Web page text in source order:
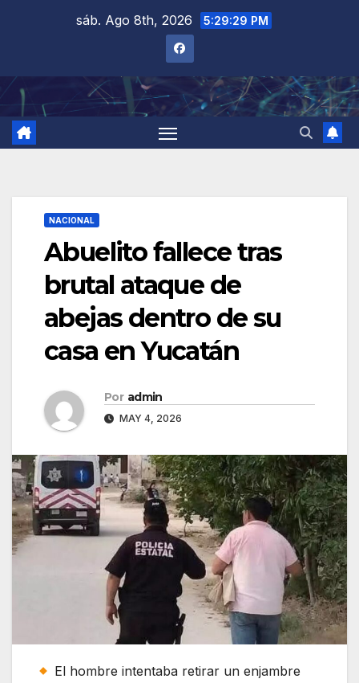
sáb. Ago 8th, 2026 5:29:30 PM
NACIONAL
Abuelito fallece tras
brutal ataque de
abejas dentro de su
casa en Yucatán
Por admin
MAY 4, 2026
El hombre intentaba retirar un enjambre